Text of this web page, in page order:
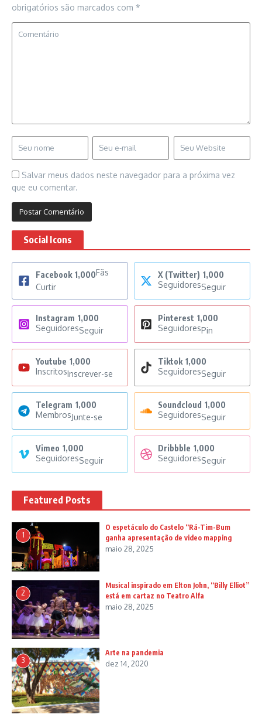
obrigatórios são marcados com *
Salvar meus dados neste navegador para a próxima vez
que eu comentar.
Social Icons
Facebook 1,000Fãs
Curtir
X (Twitter) 1,000
SeguidoresSeguir
Instagram 1,000
SeguidoresSeguir
Pinterest 1,000
SeguidoresPin
Youtube 1,000
InscritosInscrever-se
Tiktok 1,000
SeguidoresSeguir
Telegram 1,000
MembrosJunte-se
Soundcloud 1,000
SeguidoresSeguir
Vimeo 1,000
SeguidoresSeguir
Dribbble 1,000
SeguidoresSeguir
Featured Posts
1
O espetáculo do Castelo “Rá-Tim-Bum
ganha apresentação de video mapping
maio 28, 2025
2
Musical inspirado em Elton John, “Billy Elliot”
está em cartaz no Teatro Alfa
maio 28, 2025
3
Arte na pandemia
dez 14, 2020